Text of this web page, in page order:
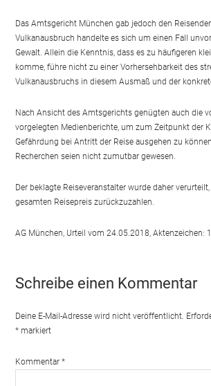
Das Amtsgericht München gab jedoch den
Vulkanausbruch handelte es sich um einen Fall
Gewalt. Allein die Kenntnis, dass es zu häufigeren
komme, führe nicht zu einer Vorhersehbarkeit des
Vulkanausbruchs in diesem Ausmaß und der
Nach Ansicht des Amtsgerichts genügten auch die
vorgelegten Medienberichte, um zum Zeitpunkt der
Gefährdung bei Antritt der Reise ausgehen zu
Recherchen seien nicht zumutbar gewesen.
Der beklagte Reiseveranstalter wurde daher
gesamten Reisepreis zurückzuzahlen.
AG München, Urteil vom 24.05.2018, Aktenzeichen:
Schreibe einen Kommentar
Deine E-Mail-Adresse wird nicht veröffentlicht.
*markiert
Kommentar *